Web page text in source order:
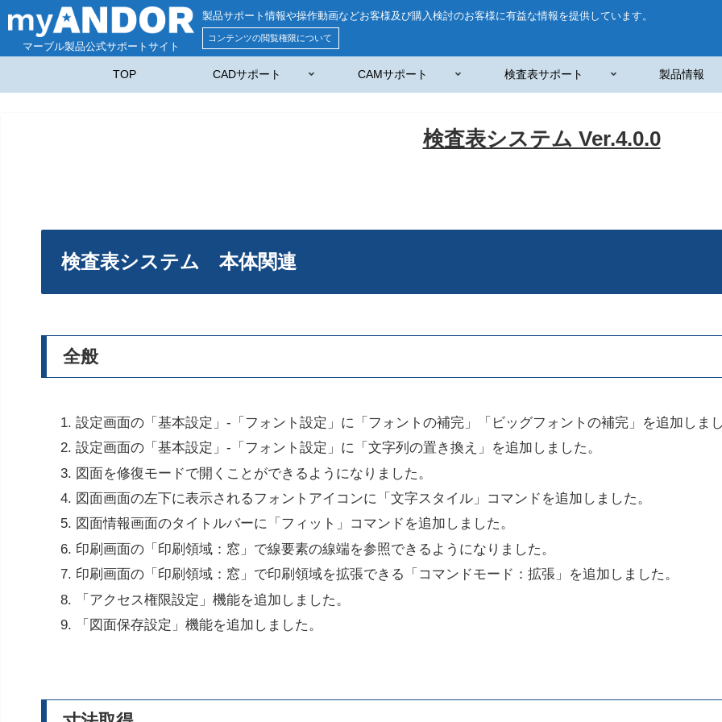
マーブル製品公式サポートサイト
製品サポート情報や操作動画などお客様及び購入検討のお客様に有益な情報を提供しています。
コンテンツの閲覧権限について
TOP CADサポート CAMサポート 検査表サポート 製品情報
検査表システム Ver.4.0.0
検査表システム 本体関連
全般
設定画面の「基本設定」-「フォント設定」に「フォントの補完」「ビッグフォントの補完」を追加しま
設定画面の「基本設定」-「フォント設定」に「文字列の置き換え」を追加しました。
図面を修復モードで開くことができるようになりました。
図面画面の左下に表示されるフォントアイコンに「文字スタイル」コマンドを追加しました。
図面情報画面のタイトルバーに「フィット」コマンドを追加しました。
印刷画面の「印刷領域：窓」で線要素の線端を参照できるようになりました。
印刷画面の「印刷領域：窓」で印刷領域を拡張できる「コマンドモード：拡張」を追加しました。
「アクセス権限設定」機能を追加しました。
「図面保存設定」機能を追加しました。